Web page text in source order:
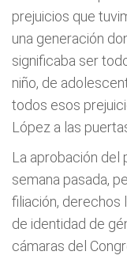
prejuicios que
una generación
significaba ser
niño, de
todos esos
López a las
La aprobación del
semana pasada,
filiación, derechos
de identidad de
cámaras del